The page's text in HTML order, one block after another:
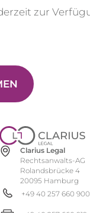
zur
Clarius Legal
Rechtsanwalts-AG
Rolandsbrücke 4
20095 Hamburg
+49 40 257 660 900